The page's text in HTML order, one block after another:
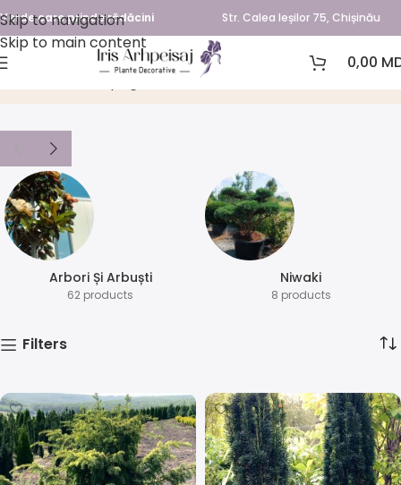
Skip to navigation
Skip to main content
Verde care prinde rădăcini Str. Calea Ieșilor 75, Chișinău
0,00
tisa Produse etichetate „tisa”
Arbori Și Arbuști
62 products
⁠Niwaki
8 products
Filters